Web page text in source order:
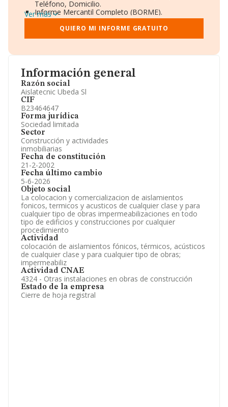
Información general
Razón social
Aislatecnic Ubeda Sl
CIF
B23464647
Forma jurídica
Sociedad limitada
Sector
Construcción y actividades
inmobiliarias
Fecha de constitución
21-2-2002
Fecha último cambio
5-6-2026
Objeto social
La colocacion y comercializacion de aislamientos
fonicos, termicos y acusticos de cualquier clase y para
cualquier tipo de obras impermeabilizaciones en todo
tipo de edificios y construcciones por cualquier
procedimiento
Actividad
colocación de aislamientos fónicos, térmicos, acústicos
de cualquier clase y para cualquier tipo de obras;
impermeabiliz
Actividad CNAE
4324 - Otras instalaciones en obras de construcción
Estado de la empresa
Cierre de hoja registral
Teléfono, Domicilio.
Informe Mercantil Completo (BORME).
Gráficos de Evolución Ventas y Empleados.
Consejo de Administración y Administradores.
Directivos y Ejecutivos.
Información oficial y registral complementaria.
Ver más
QUIERO MI INFORME GRATUITO